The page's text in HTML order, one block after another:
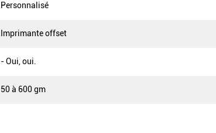
Personnalisé
Imprimante offset
- Oui, oui.
50 à 600 gm